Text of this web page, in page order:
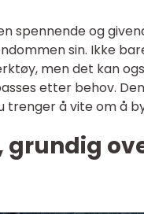
spennende og
sin. Ikke
men det kan
etter behov.
trenger å vite om å
grundig